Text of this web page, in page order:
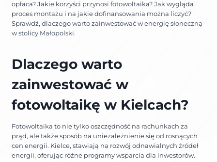
opłaca? Jakie korzyści przynosi fotowoltaika? Jak wygląda
proces montażu i na jakie dofinansowania można liczyć?
Sprawdź, dlaczego warto zainwestować w energię słoneczną
w stolicy Małopolski.
Dlaczego warto
zainwestować w
fotowoltaikę w Kielcach?
Fotowoltaika to nie tylko oszczędność na rachunkach za
prąd, ale także sposób na uniezależnienie się od rosnących
cen energii. Kielce, stawiają na rozwój odnawialnych źródeł
energii, oferując różne programy wsparcia dla inwestorów.